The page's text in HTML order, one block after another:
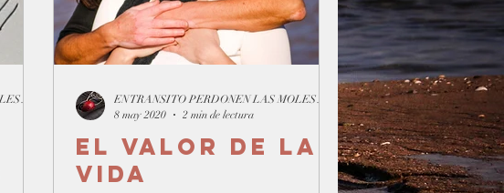
EN TRANSITO PERDONEN LAS MOLESTIAS
El valor de la
vida
EN TRANSITO PERDONEN LAS MOLESTIAS
8 may 2020
2 min de lectura